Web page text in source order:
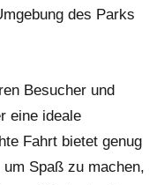
des Parks
Besucher und
eine ideale
Fahrt bietet genug
Spaß zu machen,